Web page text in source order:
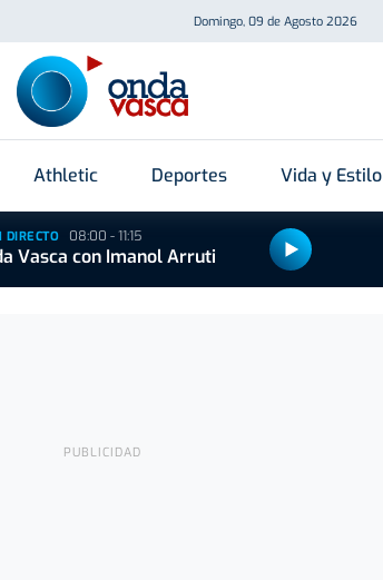
Domingo, 09 de Agosto 2026
Athletic Deportes Vida y Estilo
DIRECTO 08:00 - 11:15
Vasca con Imanol Arruti